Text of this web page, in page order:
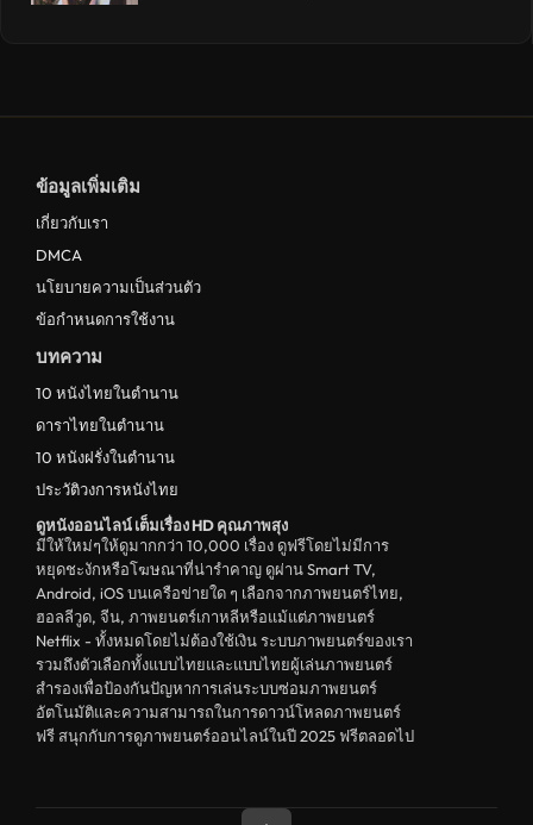
ข้อมูลเพิ่มเติม
เกี่ยวกับเรา
DMCA
นโยบายความเป็นส่วนตัว
ข้อกำหนดการใช้งาน
บทความ
10 หนังไทยในตำนาน
ดาราไทยในตำนาน
10 หนังฝรั่งในตำนาน
ประวัติวงการหนังไทย
ดูหนังออนไลน์ เต็มเรื่อง HD คุณภาพสุง
มีให้ใหม่ๆให้ดูมากกว่า 10,000 เรื่อง ดูฟรีโดยไม่มีการ
หยุดชะงักหรือโฆษณาที่น่ารำคาญ ดูผ่าน Smart TV,
Android, iOS บนเครือข่ายใด ๆ เลือกจากภาพยนตร์ไทย,
ฮอลลีวูด, จีน, ภาพยนตร์เกาหลีหรือแม้แต่ภาพยนตร์
Netflix - ทั้งหมดโดยไม่ต้องใช้เงิน ระบบภาพยนตร์ของเรา
รวมถึงตัวเลือกทั้งแบบไทยและแบบไทยผู้เล่นภาพยนตร์
สำรองเพื่อป้องกันปัญหาการเล่นระบบซ่อมภาพยนตร์
อัตโนมัติและความสามารถในการดาวน์โหลดภาพยนตร์
ฟรี สนุกกับการดูภาพยนตร์ออนไลน์ในปี 2025 ฟรีตลอดไป